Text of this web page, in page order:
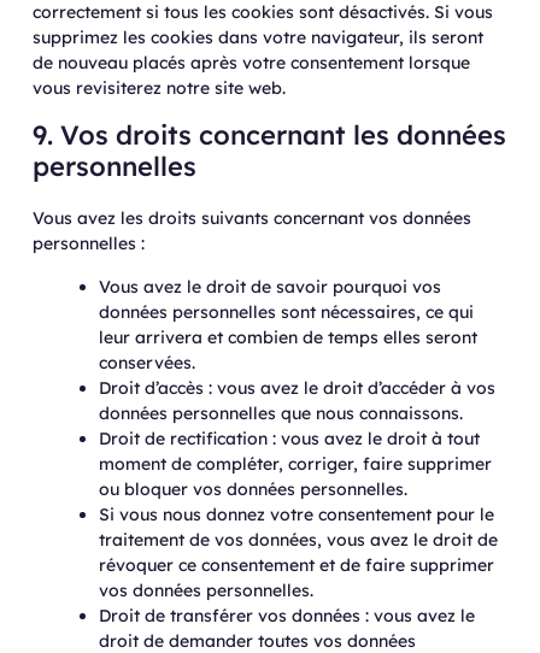
correctement si tous les cookies sont désactivés. Si vous
supprimez les cookies dans votre navigateur, ils seront
de nouveau placés après votre consentement lorsque
vous revisiterez notre site web.
9. Vos droits concernant les données
personnelles
Vous avez les droits suivants concernant vos données
personnelles :
Vous avez le droit de savoir pourquoi vos
données personnelles sont nécessaires, ce qui
leur arrivera et combien de temps elles seront
conservées.
Droit d’accès : vous avez le droit d’accéder à vos
données personnelles que nous connaissons.
Droit de rectification : vous avez le droit à tout
moment de compléter, corriger, faire supprimer
ou bloquer vos données personnelles.
Si vous nous donnez votre consentement pour le
traitement de vos données, vous avez le droit de
révoquer ce consentement et de faire supprimer
vos données personnelles.
Droit de transférer vos données : vous avez le
droit de demander toutes vos données